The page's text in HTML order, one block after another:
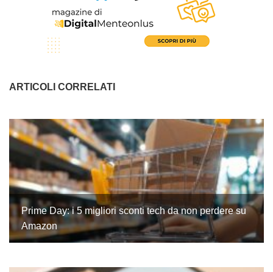
ARTICOLI CORRELATI
Prime Day: i 5 migliori sconti tech da non perdere su
Amazon